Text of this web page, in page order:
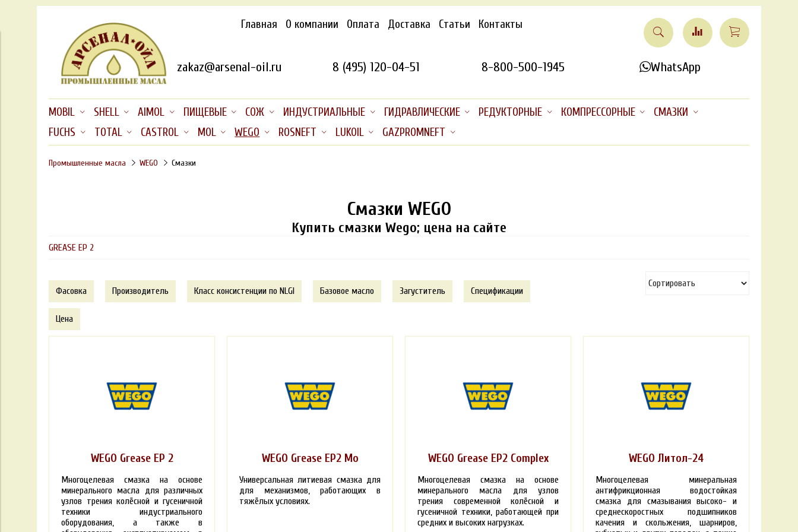
Главная О компании Оплата Доставка Статьи Контакты
zakaz@arsenal-oil.ru 8 (495) 120-04-51 8-800-500-1945 WhatsApp
MOBIL SHELL AIMOL ПИЩЕВЫЕ СОЖ ИНДУСТРИАЛЬНЫЕ ГИДРАВЛИЧЕСКИЕ РЕДУКТОРНЫЕ КОМПРЕССОРНЫЕ
СМАЗКИ
FUCHS
TOTAL CASTROL MOL WEGO ROSNEFT LUKOIL GAZPROMNEFT
Промышленные масла WEGO Смазки
Смазки WEGO
Купить смазки Wego; цена на сайте
GREASE EP 2
Фасовка Производитель Класс консистенции по NLGI Базовое масло Загуститель Спецификации
Цена
WEGO Grease EP 2
Многоцелевая смазка на основе
минерального масла для различных
узлов трения колёсной и гусеничной
техники индустриального
оборудования, а также в
WEGO Grease EP2 Mo
Универсальная литиевая смазка для
для механизмов, работающих в
тяжёлых условиях.
WEGO Grease EP2 Complex
Многоцелевая смазка на основе
минерального масла для узлов
трения современной колёсной и
гусеничной техники, работающей при
средних и высоких нагрузках.
WEGO Литол-24
Многоцелевая минеральная
антифрикционная водостойкая
смазка для смазывания высоко- и
среднескоростных подшипников
качения и скольжения, шарниров,